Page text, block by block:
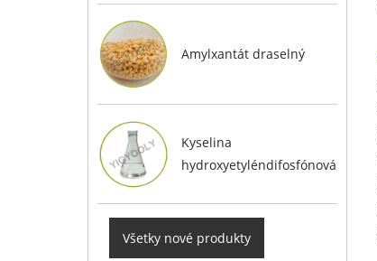
Amylxantát draselný
Kyselina
hydroxyetyléndifosfónová
Všetky nové produkty